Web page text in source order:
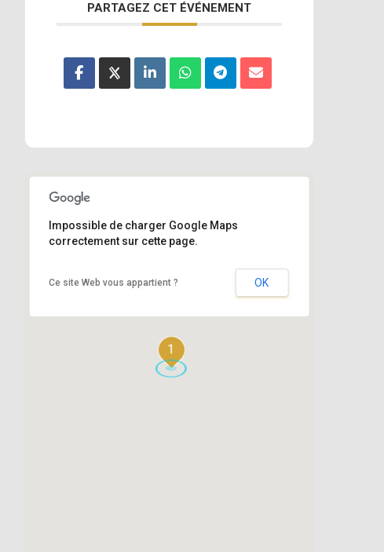
PARTAGEZ CET ÉVÉNEMENT
1
Impossible de charger Google Maps
correctement sur cette page.
Ce site Web vous appartient ? OK